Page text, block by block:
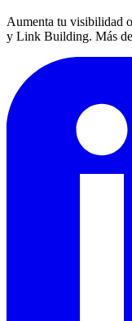
Aumenta tu visibilidad
y Link Building. Más